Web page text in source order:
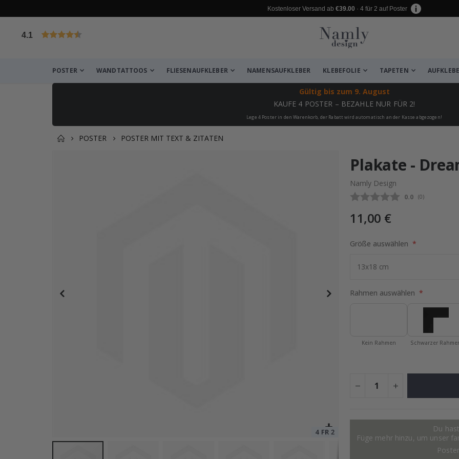
Kostenloser Versand ab €39.00 · 4 für 2 auf Poster
4.1
POSTER WANDTATTOOS FLIESENAUFKLEBER NAMENSAUFKLEBER KLEBEFOLIE TAPETEN
Gültig bis zum 9. August
KAUFE 4 POSTER – BEZAHLE NUR FÜR 2!
Lege 4 Poster in den Warenkorb, der Rabatt wird automatisch an der Kasse abgezogen!
POSTER POSTER MIT TEXT & ZITATEN
Produkt zum Warenkorb hinzugefügt ✔️ Kostenloser Versand
Plakate -
Namly Design
0.0 (abgegebene
0)
11,00 €
Größe auswählen
Rahmen auswählen
Kein Rahmen Schwarzer
Du
Füge mehr hinzu, um unser